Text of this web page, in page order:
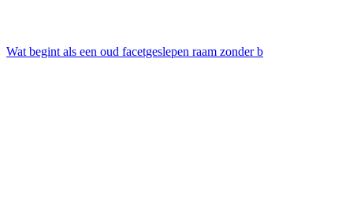
Wat begint als een oud facetgeslepen raam zonder b